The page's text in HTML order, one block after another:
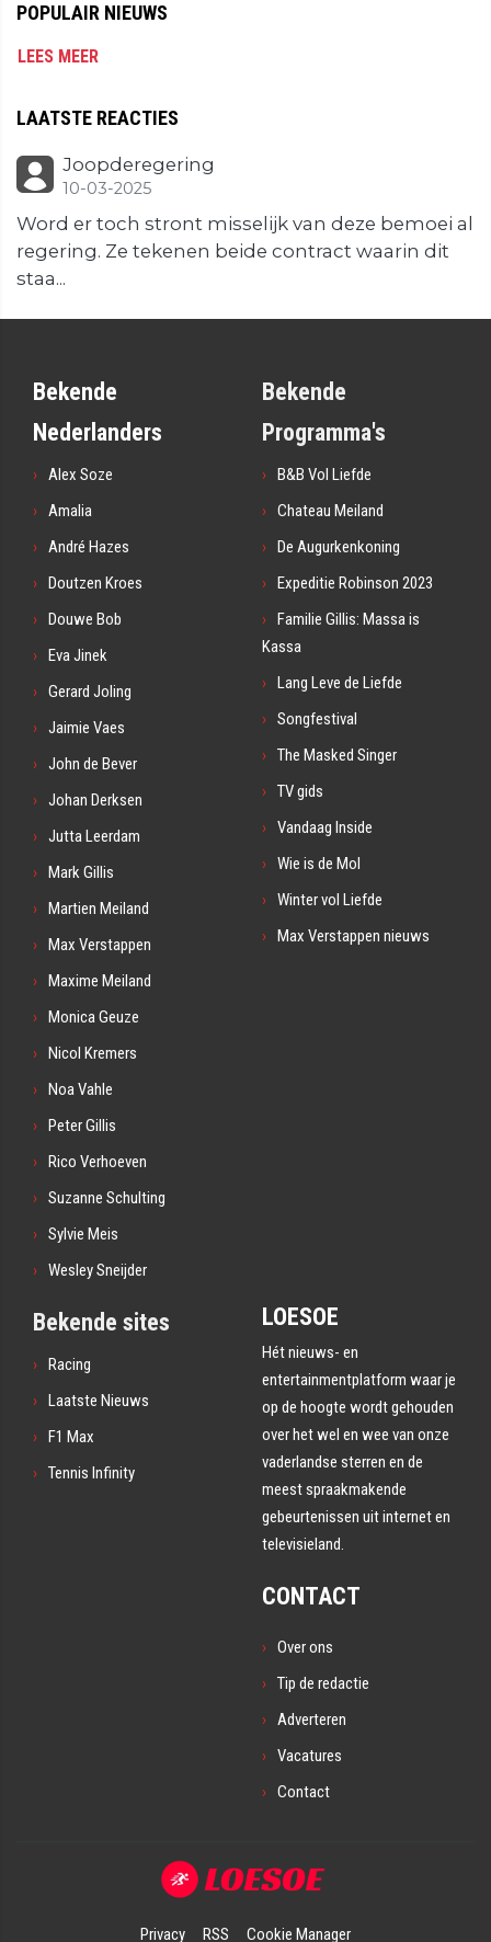
POPULAIR NIEUWS
LEES MEER
LAATSTE REACTIES
Joopderegering
10-03-2025
Word er toch stront misselijk van deze bemoei al
regering. Ze tekenen beide contract waarin dit
staa...
Bekende
Nederlanders
Alex Soze
Amalia
André Hazes
Doutzen Kroes
Douwe Bob
Eva Jinek
Gerard Joling
Jaimie Vaes
John de Bever
Johan Derksen
Jutta Leerdam
Mark Gillis
Martien Meiland
Max Verstappen
Maxime Meiland
Monica Geuze
Nicol Kremers
Noa Vahle
Peter Gillis
Rico Verhoeven
Suzanne Schulting
Sylvie Meis
Wesley Sneijder
Bekende
Programma's
B&B Vol Liefde
Chateau Meiland
De Augurkenkoning
Expeditie Robinson 2023
Familie Gillis: Massa is
Kassa
Lang Leve de Liefde
Songfestival
The Masked Singer
TV gids
Vandaag Inside
Wie is de Mol
Winter vol Liefde
Max Verstappen nieuws
Bekende sites
Racing
Laatste Nieuws
F1 Max
Tennis Infinity
LOESOE
Hét nieuws- en
entertainmentplatform waar je
op de hoogte wordt gehouden
over het wel en wee van onze
vaderlandse sterren en de
meest spraakmakende
gebeurtenissen uit internet en
televisieland.
CONTACT
Over ons
Tip de redactie
Adverteren
Vacatures
Contact
Privacy RSS Cookie Manager